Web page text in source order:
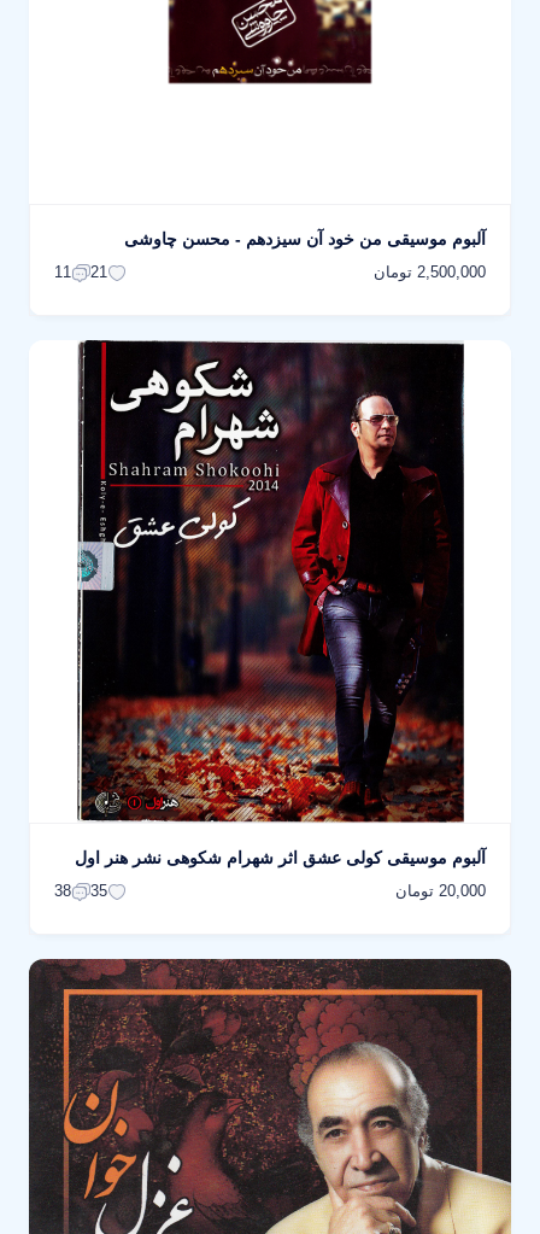
آلبوم موسیقی من خود آن سیزدهم - محسن چاوشی
2,500,000 تومان 21
11
آلبوم موسیقی کولی عشق اثر شهرام شکوهی نشر هنر اول
20,000 تومان 35
38